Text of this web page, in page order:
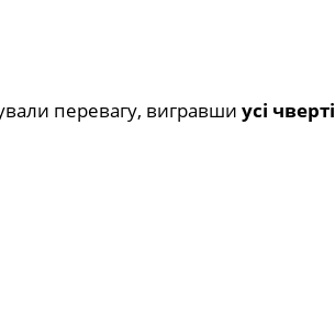
перевагу, вигравши усі чверті